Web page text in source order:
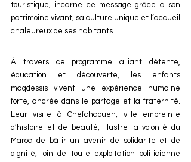
touristique, incarne ce message grâce à son
patrimoine vivant, sa culture unique et l’accueil
chaleureux de ses habitants.
À travers ce programme alliant détente,
éducation et découverte, les enfants
maqdessis vivent une expérience humaine
forte, ancrée dans le partage et la fraternité.
Leur visite à Chefchaouen, ville empreinte
d’histoire et de beauté, illustre la volonté du
Maroc de bâtir un avenir de solidarité et de
dignité, loin de toute exploitation politicienne